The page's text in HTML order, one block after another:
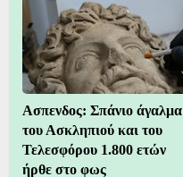
Ασπενδος: Σπάνιο άγαλμα
του Ασκληπιού και του
Τελεσφόρου 1.800 ετών
ήρθε στο φως